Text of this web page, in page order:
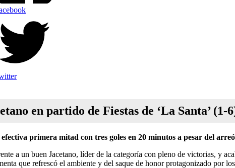
en partido de Fiestas de ‘La Santa’ (1-
primera mitad con tres goles en 20 minutos a pesar del
a un buen Jacetano, líder de la categoría con pleno de victorias, y
que refrescó el ambiente y del saque de honor protagonizado por